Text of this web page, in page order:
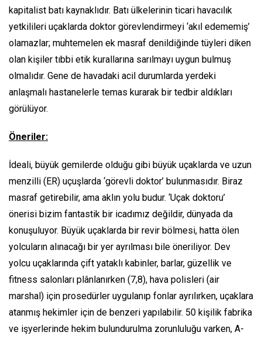
kapitalist batı kaynaklıdır. Batı ülkelerinin ticari havacılık
yetkilileri uçaklarda doktor görevlendirmeyi ‘akıl edememiş’
olamazlar; muhtemelen ek masraf denildiğinde tüyleri diken
olan kişiler tıbbi etik kurallarına sarılmayı uygun bulmuş
olmalıdır. Gene de havadaki acil durumlarda yerdeki
anlaşmalı hastanelerle temas kurarak bir tedbir aldıkları
görülüyor.
Öneriler:
İdeali, büyük gemilerde olduğu gibi büyük uçaklarda ve uzun
menzilli (ER) uçuşlarda ‘görevli doktor’ bulunmasıdır. Biraz
masraf getirebilir, ama aklın yolu budur. ‘Uçak doktoru’
önerisi bizim fantastik bir icadımız değildir, dünyada da
konuşuluyor. Büyük uçaklarda bir revir bölmesi, hatta ölen
yolcuların alınacağı bir yer ayrılması bile öneriliyor. Dev
yolcu uçaklarında çift yataklı kabinler, barlar, güzellik ve
fitness salonları plânlanırken (7,8), hava polisleri (air
marshal) için prosedürler uygulanıp fonlar ayrılırken, uçaklara
atanmış hekimler için de benzeri yapılabilir. 50 kişilik fabrika
ve işyerlerinde hekim bulundurulma zorunluluğu varken, A-